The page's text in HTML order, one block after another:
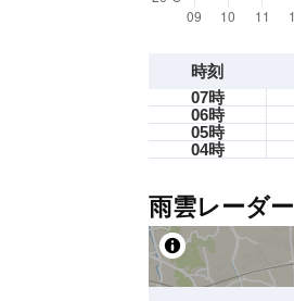
時刻
07時
06時
05時
04時
雨雲レーダー